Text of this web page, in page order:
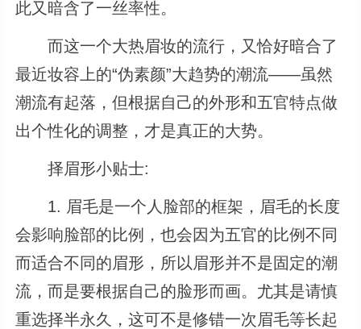
此又暗含了一丝率性。
而这一个大热眉妆的流行，又恰好暗合了
最近妆容上的“伪素颜”大趋势的潮流――虽然
潮流有起落，但根据自己的外形和五官特点做
出个性化的调整，才是真正的大势。
择眉形小贴士:
1. 眉毛是一个人脸部的框架，眉毛的长度
会影响脸部的比例，也会因为五官的比例不同
而适合不同的眉形，所以眉形并不是固定的潮
流，而是要根据自己的脸形而画。尤其是请慎
重选择半永久，这可不是修错一次眉毛等长起